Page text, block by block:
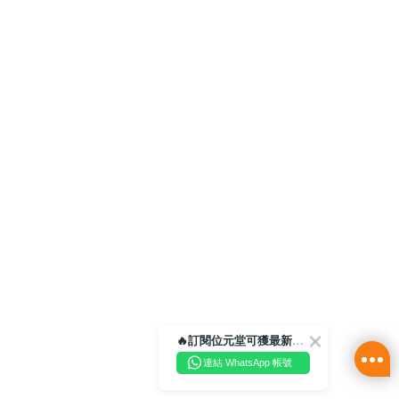
🔥訂閱位元堂可獲最新優惠及活動資訊🔥
連結 WhatsApp 帳號